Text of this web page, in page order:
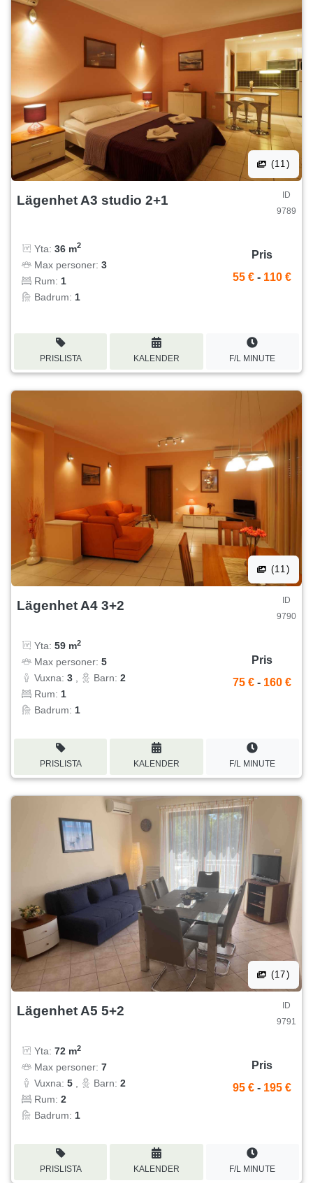
(11)
Lägenhet A3 studio 2+1
ID
9789
Yta: 36 m2
Max personer: 3
Rum: 1
Badrum: 1
Pris
55 € - 110 €
PRISLISTA KALENDER F/L MINUTE
(11)
Lägenhet A4 3+2
ID
9790
Yta: 59 m2
Max personer: 5
Vuxna: 3 Barn: 2
Rum: 1
Badrum: 1
Pris
75 € - 160 €
PRISLISTA KALENDER F/L MINUTE
(17)
Lägenhet A5 5+2
ID
9791
Yta: 72 m2
Max personer: 7
Vuxna: 5 Barn: 2
Rum: 2
Badrum: 1
Pris
95 € - 195 €
PRISLISTA KALENDER F/L MINUTE